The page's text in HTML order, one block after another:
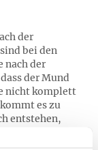
der
bei den
nach der
der Mund
nicht komplett
es zu
entstehen,